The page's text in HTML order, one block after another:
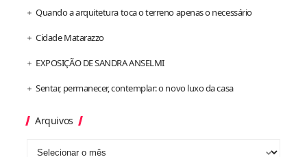
Quando a arquitetura toca o terreno apenas o necessário
Cidade Matarazzo
EXPOSIÇÃO DE SANDRA ANSELMI
Sentar, permanecer, contemplar: o novo luxo da casa
Arquivos